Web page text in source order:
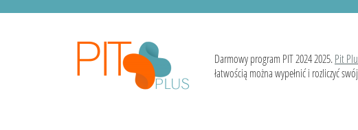
Darmowy program PIT 2024 2025.Pit
łatwością można wypełnić i rozliczyć